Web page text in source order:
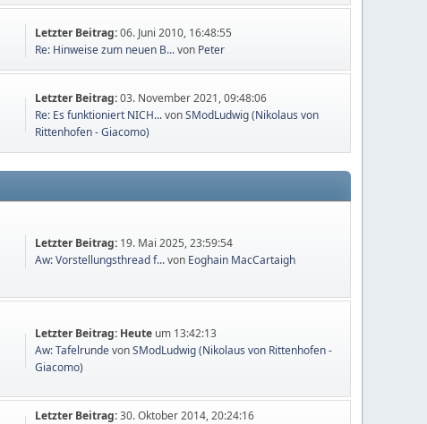
Letzter Beitrag:06. Juni 2010, 16:48:55
Re: Hinweise zum neuen B...von Peter
Letzter Beitrag:03. November 2021, 09:48:06
Re: Es funktioniert NICH...vonSModLudwig (Nikolaus von
Rittenhofen - Giacomo)
Letzter Beitrag: 19. Mai 2025, 23:59:54
Aw: Vorstellungsthread f...von Eoghain MacCartaigh
Letzter Beitrag: Heute um 13:42:13
Aw: TafelrundevonSModLudwig (Nikolaus von Rittenhofen -
Giacomo)
Letzter Beitrag:30. Oktober 2014, 20:24:16